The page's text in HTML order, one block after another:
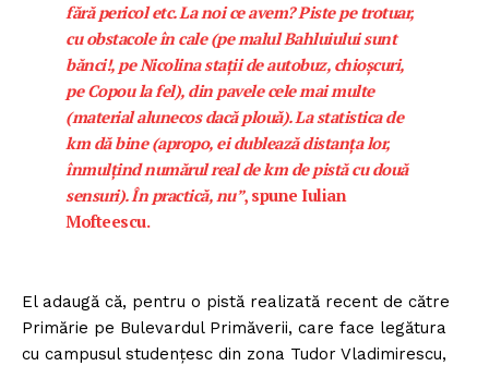
fără pericol etc. La noi ce avem? Piste pe trotuar,
cu obstacole în cale (pe malul Ba­hlu­iului sunt
bănci!, pe Nicolina stații de autobuz, chioșcuri,
pe Copou la fel), din pavele cele mai multe
(material alunecos dacă plouă). La statistica de
km dă bine (apropo, ei dublează distanța lor,
înmulțind numărul real de km de pistă cu două
sensuri). În practică, nu”, spune Iuli­an
Mofteescu.
El adaugă că, pentru o pistă realizată recent de către
Primărie pe Bulevardul Primăverii, care face legătura
cu campusul studențesc din zona Tudor Vladi­mirescu,